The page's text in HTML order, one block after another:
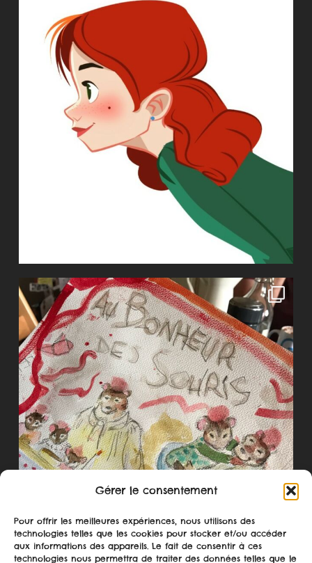
Gérer le consentement
Pour offrir les meilleures expériences, nous utilisons des
technologies telles que les cookies pour stocker et/ou accéder
aux informations des appareils. Le fait de consentir à ces
technologies nous permettra de traiter des données telles que le